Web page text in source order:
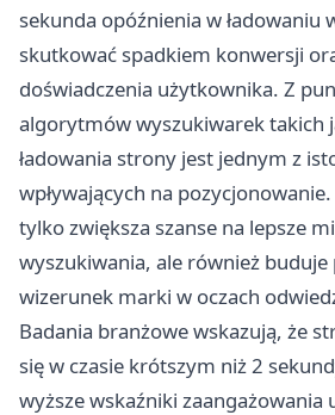
sekunda opóźnienia w ładowaniu
skutkować spadkiem konwersji
doświadczenia użytkownika. Z
algorytmów wyszukiwarek takich
ładowania strony jest jednym z
wpływających na
tylko zwiększa szanse na lepsze
wyszukiwania, ale również
wizerunek marki w oczach
Badania branżowe wskazują, że
się w czasie krótszym niż 2
wyższe wskaźniki zaangażowania